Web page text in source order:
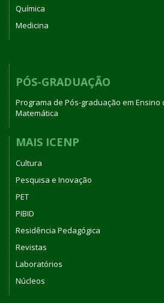
Química
Medicina
PÓS-GRADUAÇÃO
Programa de Pós-graduação em Ensino
Matemática
MAIS ICENP
Cultura
Pesquisa e Inovação
PET
PIBID
Residência Pedagógica
Revistas
Laboratórios
Núcleos